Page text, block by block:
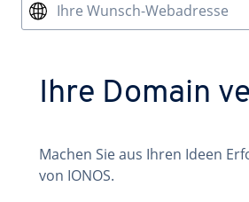
Ihre Wunsch-Webadresse
Ihre Domain
Machen Sie aus Ihren Ideen
von IONOS.